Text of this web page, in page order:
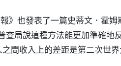
》也發表了一篇史蒂文．霍
局說這種方法能更加準確地
間收入上的差距是第二次世界